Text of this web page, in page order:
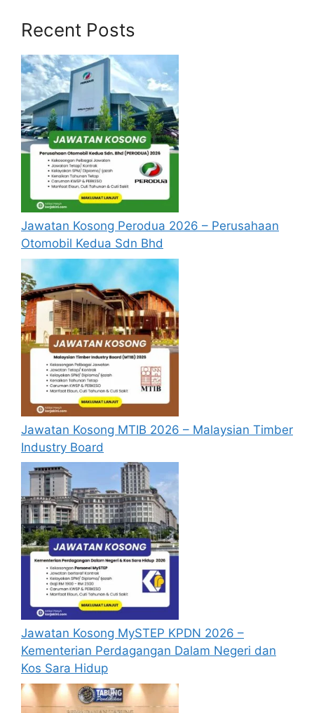
Penolong Grafik Gred B5
JA5
Penolong Pegawai Senibina Gred JA5
Pegawai Eksekutif Gred N5
Penolong Pegawai Penyelidik Gred Q5
Penolong Pegawai Perubatan Gred U5
Juruteknik Komputer Gred FT1
Pembantu Khidmat Am Gred H1
Kerani Gred N1
Pembantu Pembedahan Pergigian Gred
Pembantu Tadbir Kewangan Gred W1
Jawatan Popular : Jawatan Kosong SPN
Negeri Selangor 2025. Mohon sebelum 31
Disember 2025
Recent Posts
Jawatan Kosong Perodua 2026 – Perusahaan
Otomobil Kedua Sdn Bhd
Jawatan Kosong MTIB 2026 – Malaysian Timber
Industry Board
Jawatan Kosong MySTEP KPDN 2026 –
Kementerian Perdagangan Dalam Negeri dan
Kos Sara Hidup